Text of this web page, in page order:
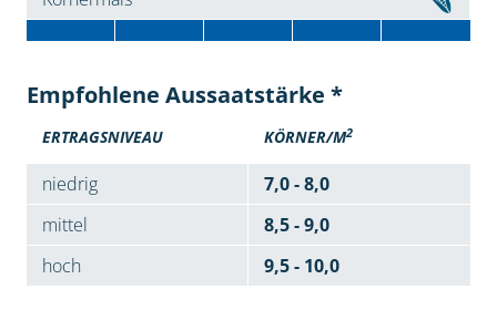
Empfohlene Aussaatstärke *
ERTRAGSNIVEAU KÖRNER/M2
niedrig
7,0 - 8,0
mittel
8,5 - 9,0
hoch
9,5 - 10,0